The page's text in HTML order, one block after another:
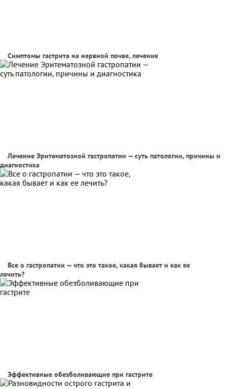
Симптомы гастрита на нервной почве, лечение
Лечение Эритематозной гастропатии — суть патологии, причины и
диагностика
Все о гастропатии — что это такое, какая бывает и как ее
лечить?
Эффективные обезболивающие при гастрите